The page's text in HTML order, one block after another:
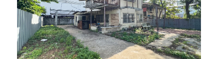
ข้อมูลการถมดิน
ติดต่อเรา